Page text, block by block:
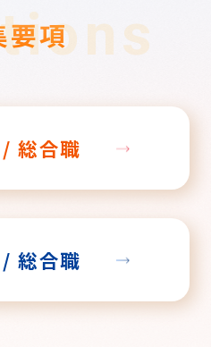
要項
総合職
総合職